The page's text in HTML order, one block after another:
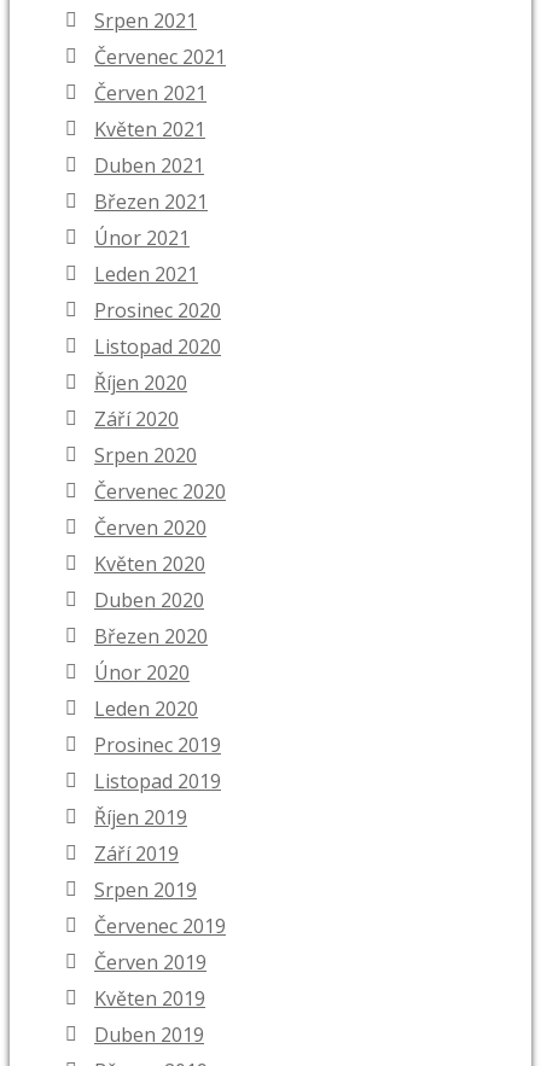
Srpen 2021
Červenec 2021
Červen 2021
Květen 2021
Duben 2021
Březen 2021
Únor 2021
Leden 2021
Prosinec 2020
Listopad 2020
Říjen 2020
Září 2020
Srpen 2020
Červenec 2020
Červen 2020
Květen 2020
Duben 2020
Březen 2020
Únor 2020
Leden 2020
Prosinec 2019
Listopad 2019
Říjen 2019
Září 2019
Srpen 2019
Červenec 2019
Červen 2019
Květen 2019
Duben 2019